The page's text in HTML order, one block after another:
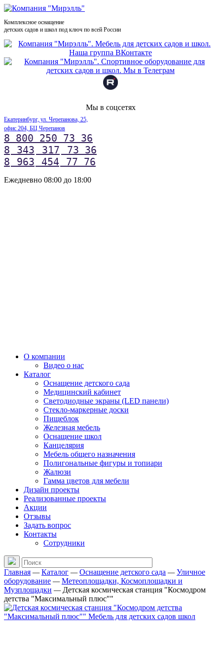
Комплексное оснащение
детских садов и школ под ключ по всей России
Мы в соцсетях
Екатеринбург, ул. Черепанова, 25,
офис 204, БЦ Черепанов
8 800 250 73 36
8
343 317
73 36
8
963 454 77 76
Ежедневно 08:00 до 18:00
О компании
Видео о нас
Каталог
Оснащение детского сада
Медицинский кабинет
Светодиодные экраны (LED панели)
Стекло-маркерные доски
Пищеблок
Железная мебель
Оснащение школ
Канцелярия
Мебель общего назначения
Полигональные фигуры и топиари
Жалюзи
Гамма цветов для мебели
Дизайн проекты
Реализованные проекты
Акции
Отзывы
Задать вопрос
Контакты
Сотрудники
Главная —Каталог —Оснащение детского сада —Уличное
оборудование —Метеоплощадки, Космоплощадки и
Музплощадки — Детская космическая станция "Космодром
детства "Максимальный плюс""